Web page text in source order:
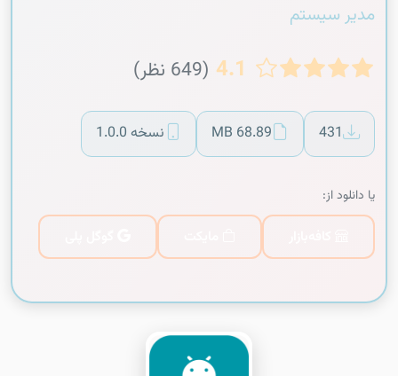
مدیر سیستم
4.1 (649 نظر)
431
68.89 MB نسخه 1.0.0
یا دانلود از: